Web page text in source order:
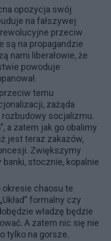
opozycja swój
na fałszywej
przeciw
są na propagandzie
nami liberałowie, że
powoduje
temu
zażąda
rozbudowy socjalizmu.
a zatem jak go obalimy
jest teraz zakazów,
Zwiększymy
stocznie, kopalnie
chaosu te
formalny czy
władzę będzie
A zatem nic się nie
tylko na gorsze.